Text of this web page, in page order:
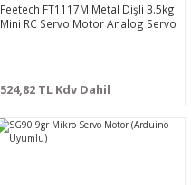
Feetech FT1117M Metal Dişli 3.5kg
Mini RC Servo Motor Analog Servo
524,82 TL Kdv Dahil